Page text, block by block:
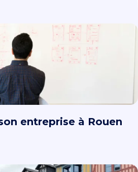
entreprise à Rouen